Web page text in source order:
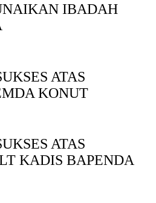
IBADAH
ATAS
KONUT
ATAS
KADIS BAPENDA